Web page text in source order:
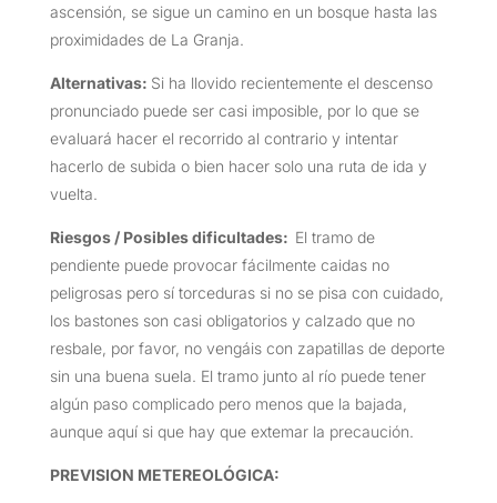
ascensión, se sigue un camino en un bosque hasta las
proximidades de La Granja.
Alternativas: Si ha llovido recientemente el descenso
pronunciado puede ser casi imposible, por lo que se
evaluará hacer el recorrido al contrario y intentar
hacerlo de subida o bien hacer solo una ruta de ida y
vuelta.
Riesgos / Posibles dificultades: El tramo de
pendiente puede provocar fácilmente caidas no
peligrosas pero sí torceduras si no se pisa con cuidado,
los bastones son casi obligatorios y calzado que no
resbale, por favor, no vengáis con zapatillas de deporte
sin una buena suela. El tramo junto al río puede tener
algún paso complicado pero menos que la bajada,
aunque aquí si que hay que extemar la precaución.
PREVISION METEREOLÓGICA: